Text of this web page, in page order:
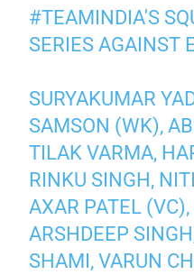
#TEAMINDIA'S
SERIES AGAINST
SURYAKUMAR
SAMSON (WK),
TILAK VARMA,
RINKU SINGH,
AXAR PATEL
ARSHDEEP
SHAMI, VARUN